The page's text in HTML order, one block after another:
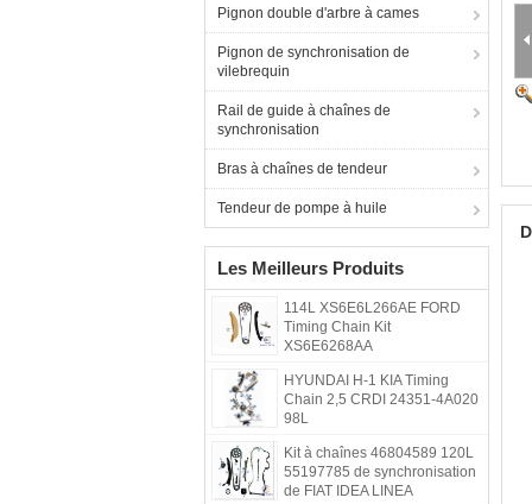
Pignon double d'arbre à cames
Pignon de synchronisation de
vilebrequin
Rail de guide à chaînes de
synchronisation
Bras à chaînes de tendeur
Tendeur de pompe à huile
Les Meilleurs Produits
114L XS6E6L266AE FORD
Timing Chain Kit
XS6E6268AA
HYUNDAI H-1 KIA Timing
Chain 2,5 CRDI 24351-4A020
98L
Kit à chaînes 46804589 120L
55197785 de synchronisation
de FIAT IDEA LINEA